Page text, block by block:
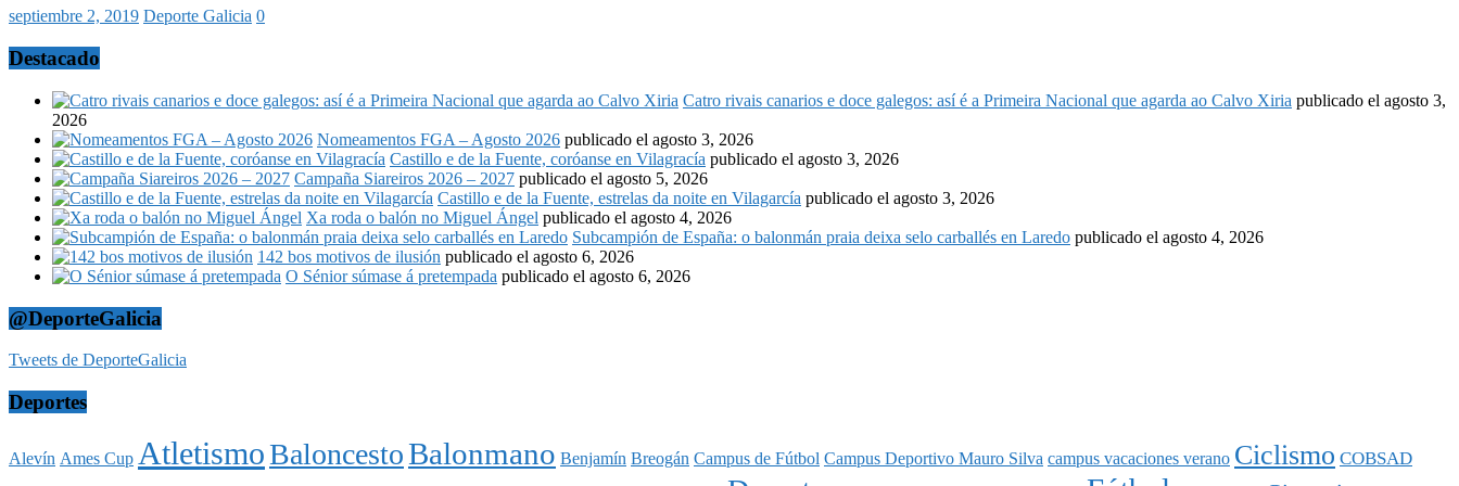
septiembre 2, 2019 Deporte Galicia 0
Destacado
Catro rivais canarios e doce galegos: así é a Primeira Nacional que agarda ao Calvo Xiria publicado el agosto 3,
2026
Nomeamentos FGA – Agosto 2026 publicado el agosto 3, 2026
Castillo e de la Fuente, coróanse en Vilagracía publicado el agosto 3, 2026
Campaña Siareiros 2026 – 2027 publicado el agosto 5, 2026
Castillo e de la Fuente, estrelas da noite en Vilagarcía publicado el agosto 3, 2026
Xa roda o balón no Miguel Ángel publicado el agosto 4, 2026
Subcampión de España: o balonmán praia deixa selo carballés en Laredo publicado el agosto 4, 2026
142 bos motivos de ilusión publicado el agosto 6, 2026
O Sénior súmase á pretempada publicado el agosto 6, 2026
@DeporteGalicia
Tweets de DeporteGalicia
Deportes
Alevín Ames Cup AtletismoBaloncestoBalonmano Benjamín Breogán Campus de Fútbol Campus Deportivo Mauro Silva campus vacaciones verano Ciclismo COBSAD